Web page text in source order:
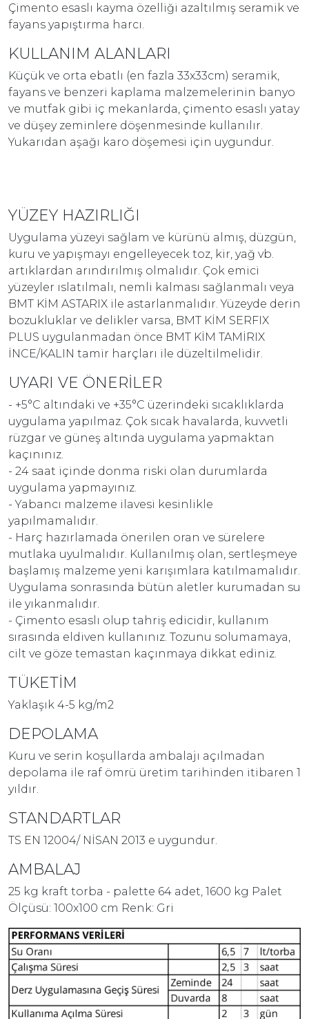
Çimento esaslı kayma özelliği azaltılmış seramik ve
fayans yapıştırma harcı.
KULLANIM ALANLARI
Küçük ve orta ebatlı (en fazla 33x33cm) seramik,
fayans ve benzeri kaplama malzemelerinin banyo
ve mutfak gibi iç mekanlarda, çimento esaslı yatay
ve düşey zeminlere döşenmesinde kullanılır.
Yukarıdan aşağı karo döşemesi için uygundur.
YÜZEY HAZIRLIĞI
Uygulama yüzeyi sağlam ve kürünü almış, düzgün,
kuru ve yapışmayı engelleyecek toz, kir, yağ vb.
artıklardan arındırılmış olmalıdır. Çok emici
yüzeyler ıslatılmalı, nemli kalması sağlanmalı veya
BMT KİM ASTARIX ile astarlanmalıdır. Yüzeyde derin
bozukluklar ve delikler varsa, BMT KİM SERFIX
PLUS uygulanmadan önce BMT KİM TAMİRIX
İNCE/KALIN tamir harçları ile düzeltilmelidir.
UYARI VE ÖNERİLER
- +5°C altındaki ve +35°C üzerindeki sıcaklıklarda
uygulama yapılmaz. Çok sıcak havalarda, kuvvetli
rüzgar ve güneş altında uygulama yapmaktan
kaçınınız.
- 24 saat içinde donma riski olan durumlarda
uygulama yapmayınız.
- Yabancı malzeme ilavesi kesinlikle
yapılmamalıdır.
- Harç hazırlamada önerilen oran ve sürelere
mutlaka uyulmalıdır. Kullanılmış olan, sertleşmeye
başlamış malzeme yeni karışımlara katılmamalıdır.
Uygulama sonrasında bütün aletler kurumadan su
ile yıkanmalıdır.
- Çimento esaslı olup tahriş edicidir, kullanım
sırasında eldiven kullanınız. Tozunu solumamaya,
cilt ve göze temastan kaçınmaya dikkat ediniz.
TÜKETİM
Yaklaşık 4-5 kg/m2
DEPOLAMA
Kuru ve serin koşullarda ambalajı açılmadan
depolama ile raf ömrü üretim tarihinden itibaren 1
yıldır.
STANDARTLAR
TS EN 12004/ NİSAN 2013 e uygundur.
AMBALAJ
25 kg kraft torba - palette 64 adet, 1600 kg Palet
Ölçüsü: 100x100 cm Renk: Gri